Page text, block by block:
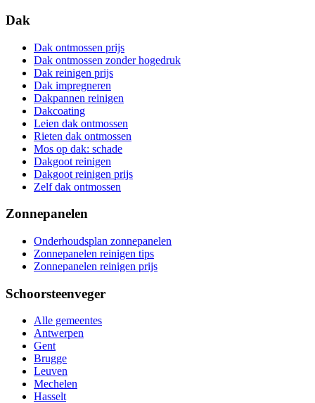
Dak
Dak ontmossen prijs
Dak ontmossen zonder hogedruk
Dak reinigen prijs
Dak impregneren
Dakpannen reinigen
Dakcoating
Leien dak ontmossen
Rieten dak ontmossen
Mos op dak: schade
Dakgoot reinigen
Dakgoot reinigen prijs
Zelf dak ontmossen
Zonnepanelen
Onderhoudsplan zonnepanelen
Zonnepanelen reinigen tips
Zonnepanelen reinigen prijs
Schoorsteenveger
Alle gemeentes
Antwerpen
Gent
Brugge
Leuven
Mechelen
Hasselt